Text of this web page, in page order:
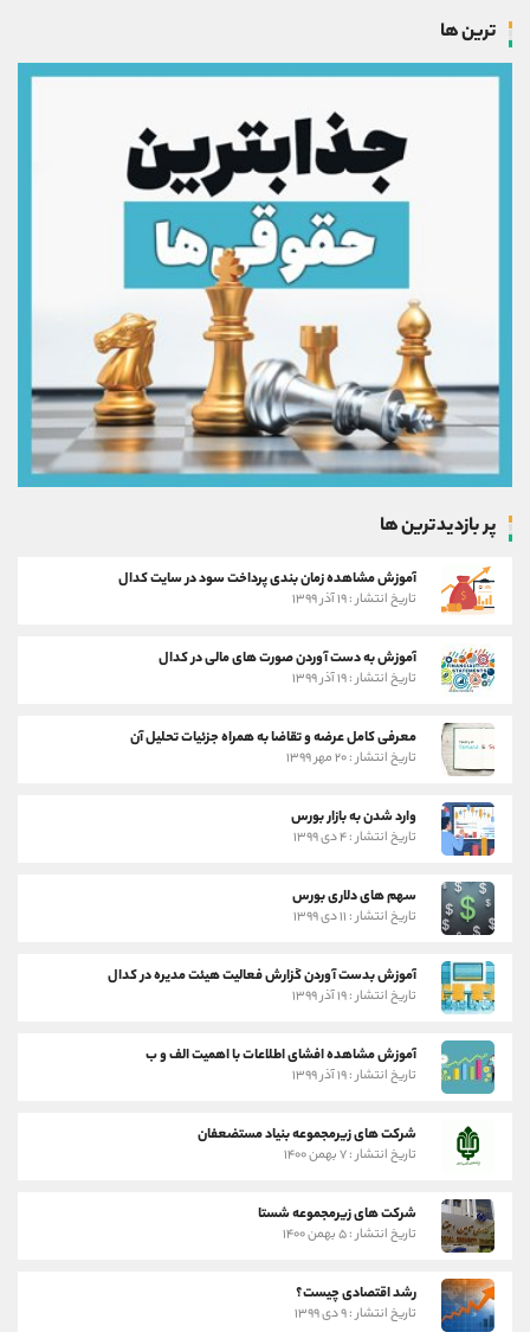
ترین ها
پر بازدیدترین ها
آموزش مشاهده زمان بندی پرداخت سود در سایت کدال
تاریخ انتشار : ۱۹ آذر ۱۳۹۹
آموزش به دست آوردن صورت های مالی در کدال
تاریخ انتشار : ۱۹ آذر ۱۳۹۹
معرفی کامل عرضه و تقاضا به همراه جزئیات تحلیل آن
تاریخ انتشار : ۲۰ مهر ۱۳۹۹
وارد شدن به بازار بورس
تاریخ انتشار : ۴ دی ۱۳۹۹
سهم های دلاری بورس
تاریخ انتشار : ۱۱ دی ۱۳۹۹
آموزش بدست آوردن گزارش فعالیت هیئت مدیره در کدال
تاریخ انتشار : ۱۹ آذر ۱۳۹۹
آموزش مشاهده افشای اطلاعات با اهمیت الف و ب
تاریخ انتشار : ۱۹ آذر ۱۳۹۹
شرکت های زیرمجموعه بنیاد مستضعفان
تاریخ انتشار : ۷ بهمن ۱۴۰۰
شرکت های زیرمجموعه شستا
تاریخ انتشار : ۵ بهمن ۱۴۰۰
رشد اقتصادی چیست؟
تاریخ انتشار : ۹ دی ۱۳۹۹